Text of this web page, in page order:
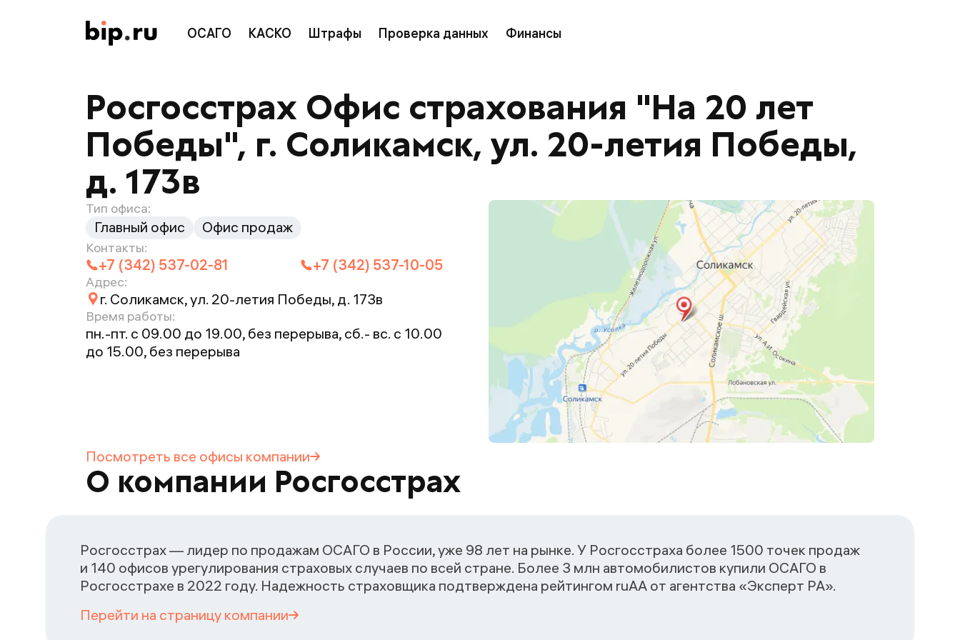
ОСАГО КАСКО Штрафы Проверка данных Финансы
Росгосстрах Офис страхования "На 20 лет
Победы", г. Соликамск, ул. 20-летия Победы,
д. 173в
Тип офиса:
Главный офис Офис продаж
Контакты:
+7 (342) 537-02-81 +7 (342) 537-10-05
Адрес:
г. Соликамск, ул. 20-летия Победы, д. 173в
Время работы:
пн.-пт. с 09.00 до 19.00, без перерыва, сб.- вс. с 10.00
до 15.00, без перерыва
Посмотреть все офисы компании
О компании Росгосстрах
Росгосстрах — лидер по продажам ОСАГО в России, уже 98 лет на рынке. У Росгосстраха более 1500 точек продаж
и 140 офисов урегулирования страховых случаев по всей стране. Более 3 млн автомобилистов купили ОСАГО в
Росгосстрахе в 2022 году. Надежность страховщика подтверждена рейтингом ruАА от агентства «Эксперт РА».
Перейти на страницу компании